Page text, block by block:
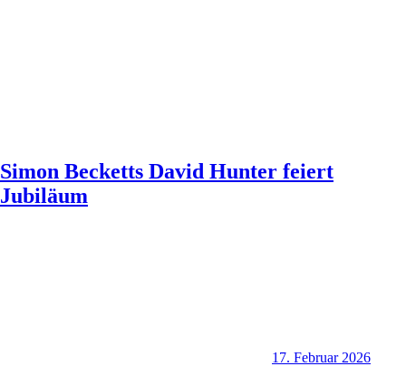
Simon Becketts David Hunter feiert
Jubiläum
17. Februar 2026